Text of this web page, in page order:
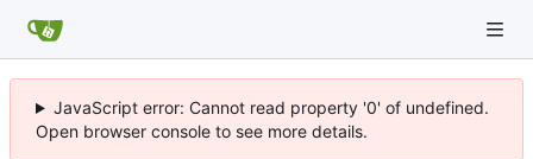
JavaScript error: Cannot read property '0' of undefined.
Open browser console to see more details.